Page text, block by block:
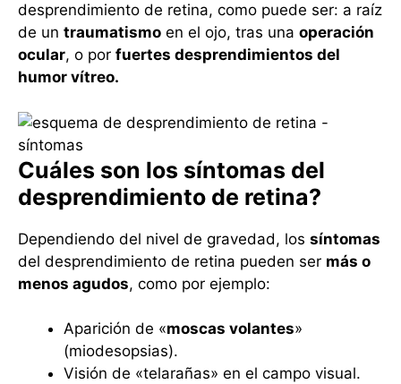
desprendimiento de retina, como puede ser: a raíz
de un traumatismo en el ojo, tras una operación
ocular, o por fuertes desprendimientos del
humor vítreo.
Cuáles son los síntomas del
desprendimiento de retina?
Dependiendo del nivel de gravedad, los síntomas
del desprendimiento de retina pueden ser más o
menos agudos, como por ejemplo:
Aparición de «moscas volantes»
(miodesopsias).
Visión de «telarañas» en el campo visual.